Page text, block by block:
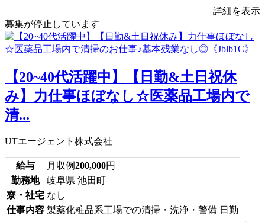
詳細を表示
募集が停止しています
【20~40代活躍中】【日勤&土日祝休
み】力仕事ほぼなし☆医薬品工場内で
清...
UTエージェント株式会社
給与 月収例200,000円
勤務地
岐阜県 池田町
寮・社宅 なし
仕事内容 製薬化粧品系工場での清掃・洗浄・警備 日勤